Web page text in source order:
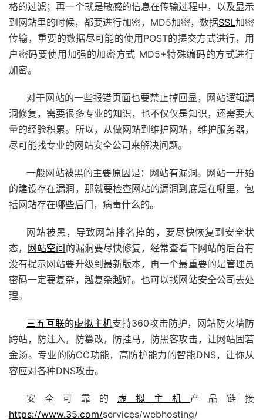
格的过滤；再一个就是敏感的信息在传输过程中，以及显示
到网站里的时候，都要进行加密，MD5加密，数据SSL加密
传输，重要的数据尽可能的使用POST的提交方式进行，用
户密码要使用加强的加密方式 MD5+特殊编码的方式进行
加密。
对于网站的一些报错页面也要禁止掉回显，网站逻辑漏
洞修复，需要很多专业的知识，也不仅仅是知识，还需要大
量的经验积累。所以，从做网站到维护网站，维护服务器，
尽可能找专业的网站安全公司来解决问题。
一般网站被黑的主要原因是：网站有漏洞。网站一开始
的建设存在漏洞，那就要检查网站的漏洞到底是在哪里，包
括网站存在哪些后门，病毒什么的。
网站被黑，导致网站排名掉的，要尽快恢复到安全状
态， 网站空间 的漏洞要尽快修复，经常查看下网站的后台有
没有提示网站要升级到最新版本，再一个最重要的是管理员
密码一定要复杂，越复杂越好。也可以找网站安全公司去处
理。
三五互联的虚拟主机支持360攻击防护，网站防火墙防
跨站，防注入，防篡改，防挂马，防黑客攻击，让网站固若
金汤。专业的防CC功能，高防护能力的智能DNS，让你从
容应对各种DNS攻击。
安全可靠的 虚拟主机 产品链接
https://www.35.com/services/webhosting/